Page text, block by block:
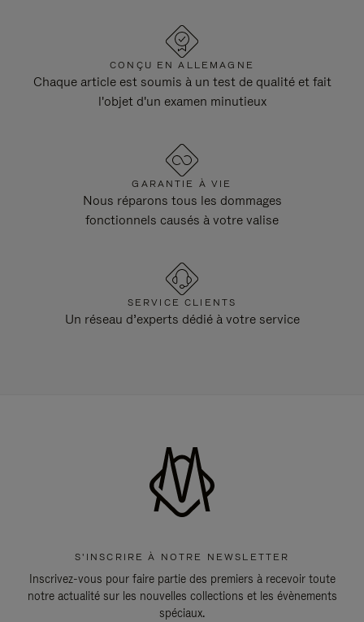
CONÇU EN ALLEMAGNE
Chaque article est soumis à un test de qualité et fait
l'objet d'un examen minutieux
GARANTIE À VIE
Nous réparons tous les dommages
fonctionnels causés à votre valise
SERVICE CLIENTS
Un réseau d’experts dédié à votre service
S'INSCRIRE À NOTRE NEWSLETTER
Inscrivez-vous pour faire partie des premiers à recevoir toute
notre actualité sur les nouvelles collections et les évènements
spéciaux.